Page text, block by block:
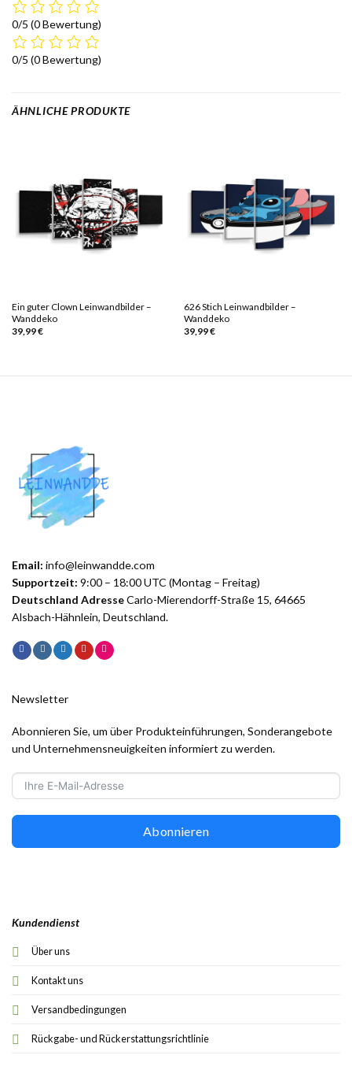
0/5 (0 Bewertung)
0/5 (0 Bewertung)
ÄHNLICHE PRODUKTE
Ein guter Clown Leinwandbilder –
Wanddeko
39,99€
626 Stich Leinwandbilder –
Wanddeko
39,99€
Email: info@leinwandde.com
Supportzeit: 9:00 – 18:00 UTC (Montag – Freitag)
Deutschland AdresseCarlo-Mierendorff-Straße 15, 64665
Alsbach-Hähnlein, Deutschland.
Kundendienst
Über uns
Kontakt uns
Versandbedingungen
Rückgabe- und Rückerstattungsrichtlinie
Newsletter
Abonnieren Sie, um über Produkteinführungen, Sonderangebote
und Unternehmensneuigkeiten informiert zu werden.
Abonnieren